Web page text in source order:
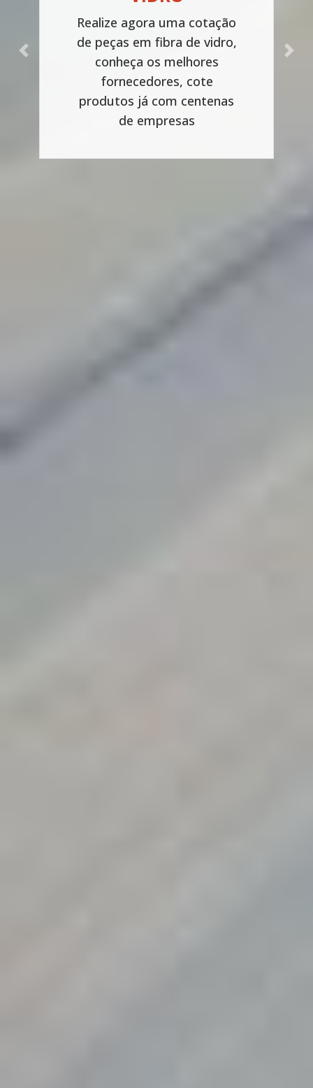
Realize agora uma cotação
de peças em fibra de vidro,
conheça os melhores
fornecedores, cote
produtos já com centenas
de empresas
Previous Next